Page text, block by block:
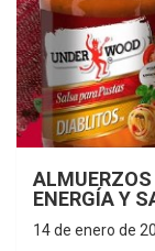
ALMUERZOS
ENERGÍA Y
14 de enero de